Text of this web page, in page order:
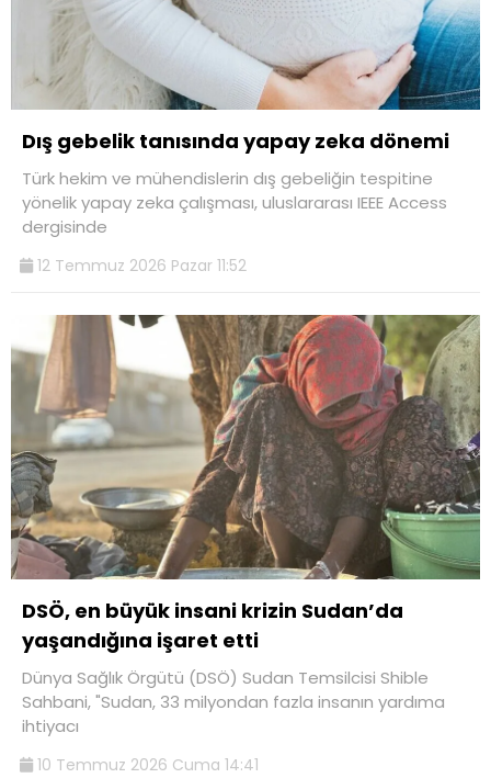
Dış gebelik tanısında yapay zeka dönemi
Türk hekim ve mühendislerin dış gebeliğin tespitine
yönelik yapay zeka çalışması, uluslararası IEEE Access
dergisinde
12 Temmuz 2026 Pazar 11:52
DSÖ, en büyük insani krizin Sudan’da
yaşandığına işaret etti
Dünya Sağlık Örgütü (DSÖ) Sudan Temsilcisi Shible
Sahbani, "Sudan, 33 milyondan fazla insanın yardıma
ihtiyacı
10 Temmuz 2026 Cuma 14:41